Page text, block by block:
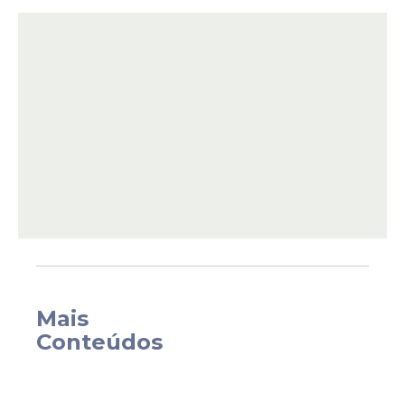
De acordo com informações preliminares,
o casal consumia bebida alcoólica quando
Mais
Conteúdos